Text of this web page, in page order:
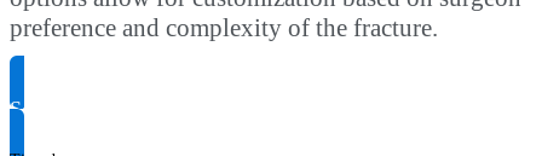
preference and complexity of the fracture.
Solicite informação do produto